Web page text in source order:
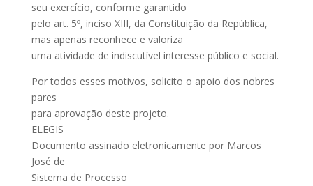
seu exercício, conforme garantido
pelo art. 5º, inciso XIII, da Constituição da República,
mas apenas reconhece e valoriza
uma atividade de indiscutível interesse público e social.
Por todos esses motivos, solicito o apoio dos nobres
pares
para aprovação deste projeto.
ELEGIS
Documento assinado eletronicamente por Marcos
José de
Sistema de Processo